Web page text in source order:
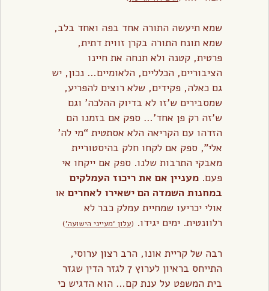
שמא תיעשה התורה אחד בפה ואחד בלב,
שמא תונח התורה בקרן זווית דתית,
פרטית, קטנה ולא תנחה את חיינו
הציבוריים, הכלליים, הלאומיים… נכון, יש
גם כאלה, פקידים, שלא רוצים להפריע,
שמסבירים ש’זו לא בדיוק ההלכה’ וגם
ש’זה רק פן אחד’… ספק אם בזמנו הם
הזדהו עם הקריאה הלא אסתטית “מי לה’
אלי”, ספק אם לקחו חלק בהיסטוריית
מאבקי התרבות שלנו. ספק אם ייקחו אי
פעם.מעניין אם את ריכוז העמלקים
במחנות השמדה הם ישאירו לאחרים או
אולי יכריעו שמחיית עמלק כבר לא
רלוונטית. ימים יגידו. (עלון ‘מעייני הישועה’)
רבה של קריית אונו, הרב רצון ערוסי,
התייחס בראיון לערוץ 7 לגזר הדין שגזר
בית המשפט על ענת קם… הוא הדגיש כי